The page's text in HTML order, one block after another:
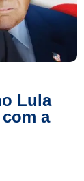
Lula
com a